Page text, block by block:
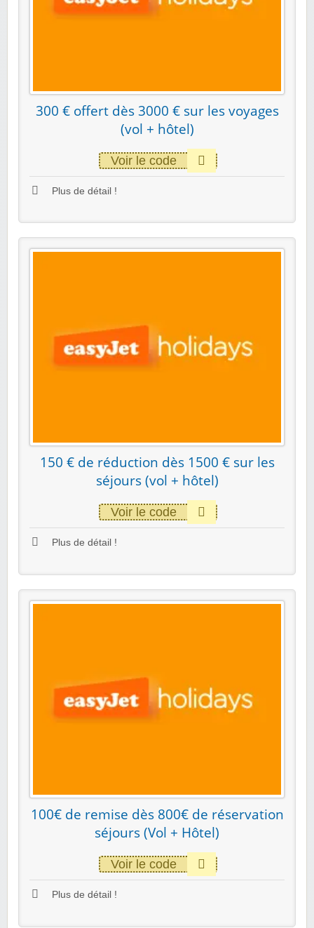
300 € offert dès 3000 € sur les voyages
(vol + hôtel)
Voir le code
Plus de détail !
150 € de réduction dès 1500 € sur les
séjours (vol + hôtel)
Voir le code
Plus de détail !
100€ de remise dès 800€ de réservation
séjours (Vol + Hôtel)
Voir le code
Plus de détail !